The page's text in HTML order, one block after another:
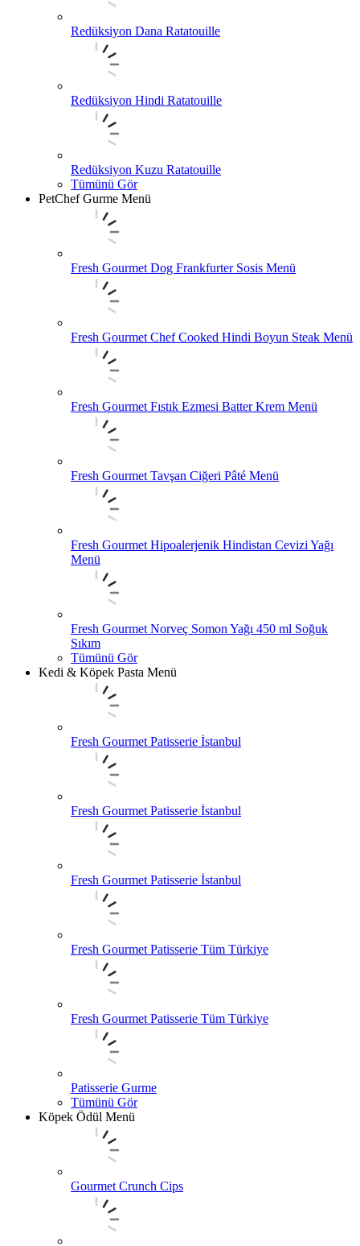
Redüksiyon Dana Ratatouille
Redüksiyon Hindi Ratatouille
Redüksiyon Kuzu Ratatouille
Tümünü Gör
PetChef Gurme Menü
Fresh Gourmet Dog Frankfurter Sosis Menü
Fresh Gourmet Chef Cooked Hindi Boyun Steak Menü
Fresh Gourmet Fıstık Ezmesi Batter Krem Menü
Fresh Gourmet Tavşan Ciğeri Pâté Menü
Fresh Gourmet Hipoalerjenik Hindistan Cevizi Yağı
Menü
Fresh Gourmet Norveç Somon Yağı 450 ml Soğuk
Sıkım
Tümünü Gör
Kedi & Köpek Pasta Menü
Fresh Gourmet Patisserie İstanbul
Fresh Gourmet Patisserie İstanbul
Fresh Gourmet Patisserie İstanbul
Fresh Gourmet Patisserie Tüm Türkiye
Fresh Gourmet Patisserie Tüm Türkiye
Patisserie Gurme
Tümünü Gör
Köpek Ödül Menü
Gourmet Crunch Cips